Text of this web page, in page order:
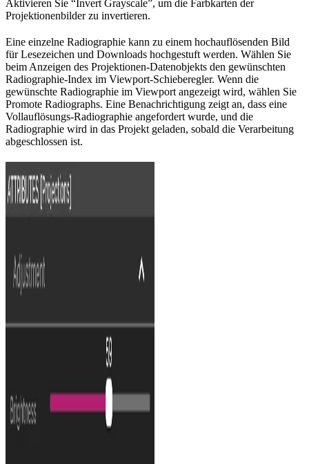
Aktivieren Sie “Invert Grayscale”, um die Farbkarten der
Projektionenbilder zu invertieren.
Eine einzelne Radiographie kann zu einem hochauflösenden Bild
für Lesezeichen und Downloads hochgestuft werden. Wählen Sie
beim Anzeigen des Projektionen-Datenobjekts den gewünschten
Radiographie-Index im Viewport-Schieberegler. Wenn die
gewünschte Radiographie im Viewport angezeigt wird, wählen Sie
Promote Radiographs. Eine Benachrichtigung zeigt an, dass eine
Vollauflösungs-Radiographie angefordert wurde, und die
Radiographie wird in das Projekt geladen, sobald die Verarbeitung
abgeschlossen ist.